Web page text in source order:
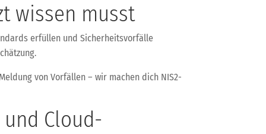
wissen musst
erfüllen und Sicherheitsvorfälle
von Vorfällen – wir machen dich NIS2-
und Cloud-